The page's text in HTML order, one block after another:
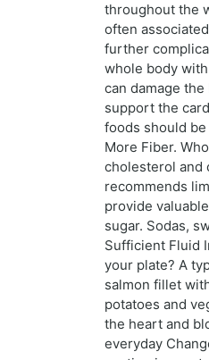
throughout the
often
further
whole body
can damage
support the
foods should
More Fiber.
cholesterol and
recommends
provide
sugar. Sodas,
Sufficient Fluid
your plate? A
salmon fillet
potatoes and
the heart and
everyday